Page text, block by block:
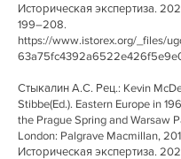
Историческая экспертиза.
199–208.
https://www.istorex.org/_files/
Стыкалин А.С. Рец.: Kevin
Stibbe(Ed.). Eastern Europe in
the Prague Spring and Warsaw
London: Palgrave Macmillan,
Историческая экспертиза.